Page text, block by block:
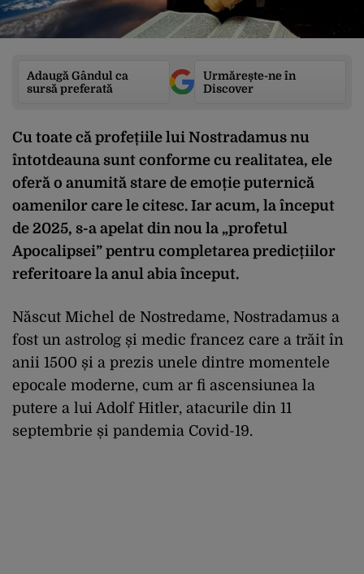
Adaugă Gândul ca
sursă preferată
Urmărește-ne în
Discover
Cu toate că profețiile lui Nostradamus nu
întotdeauna sunt conforme cu realitatea, ele
oferă o anumită stare de emoție puternică
oamenilor care le citesc. Iar acum, la început
de 2025, s-a apelat din nou la „profetul
Apocalipsei” pentru completarea predicțiilor
referitoare la anul abia început.
Născut Michel de Nostredame, Nostradamus a
fost un astrolog și medic francez care a trăit în
anii 1500 și a prezis unele dintre momentele
epocale moderne, cum ar fi ascensiunea la
putere a lui Adolf Hitler, atacurile din 11
septembrie și pandemia Covid-19.